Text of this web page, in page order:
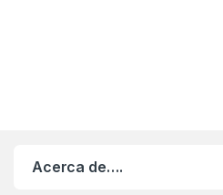
Acerca de….